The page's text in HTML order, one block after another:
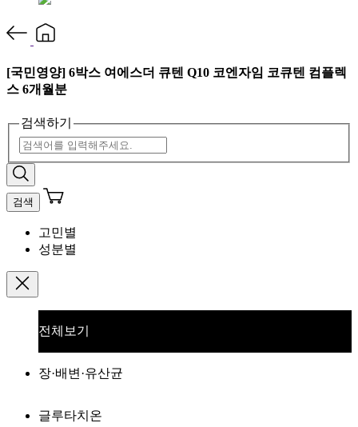
[국민영양] 6박스 여에스더 큐텐 Q10 코엔자임 코큐텐 컴플렉
스 6개월분
검색하기
검색
고민별
성분별
전체보기
장·배변·유산균
글루타치온